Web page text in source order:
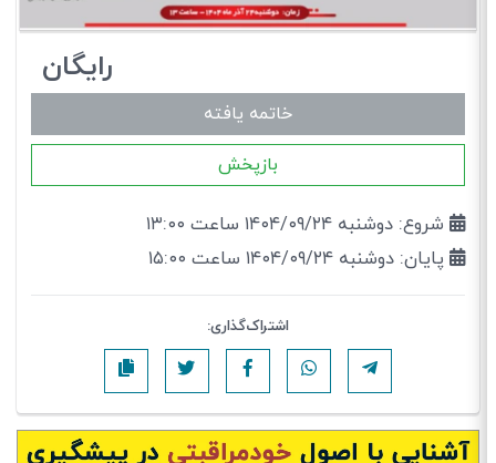
رایگان
خاتمه یافته
بازپخش
شروع: دوشنبه ۱۴۰۴/۰۹/۲۴ ساعت ۱۳:۰۰
پایان: دوشنبه ۱۴۰۴/۰۹/۲۴ ساعت ۱۵:۰۰
اشتراک‌گذاری: